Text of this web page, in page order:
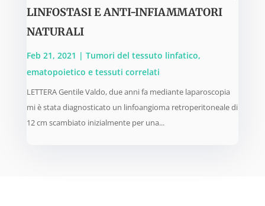
LINFOSTASI E ANTI-INFIAMMATORI
NATURALI
Feb 21, 2021 | Tumori del tessuto linfatico,
ematopoietico e tessuti correlati
LETTERA Gentile Valdo, due anni fa mediante laparoscopia
mi è stata diagnosticato un linfoangioma retroperitoneale di
12 cm scambiato inizialmente per una...